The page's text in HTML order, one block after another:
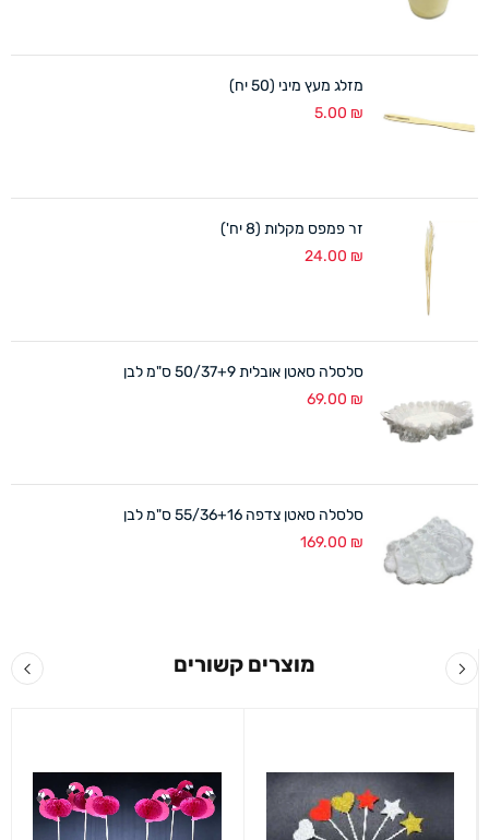
מזלג מעץ מיני (50 יח)
5.00 ₪
זר פמפס מקלות (8 יח')
24.00 ₪
סלסלה סאטן אובלית 50/37+9 ס"מ לבן
69.00 ₪
סלסלה סאטן צדפה 55/36+16 ס"מ לבן
169.00 ₪
מוצרים קשורים